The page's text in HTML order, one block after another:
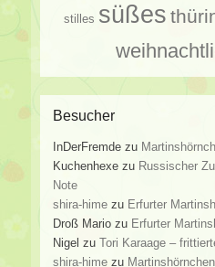
stilles süßes
Besucher
InDerFremde zu
Kuchenhexe zu Russischer
Note
shira-hime zu Erfurter
Droß Mario zu Erfurter
Nigel zuTori Karaage –
shira-hime zu